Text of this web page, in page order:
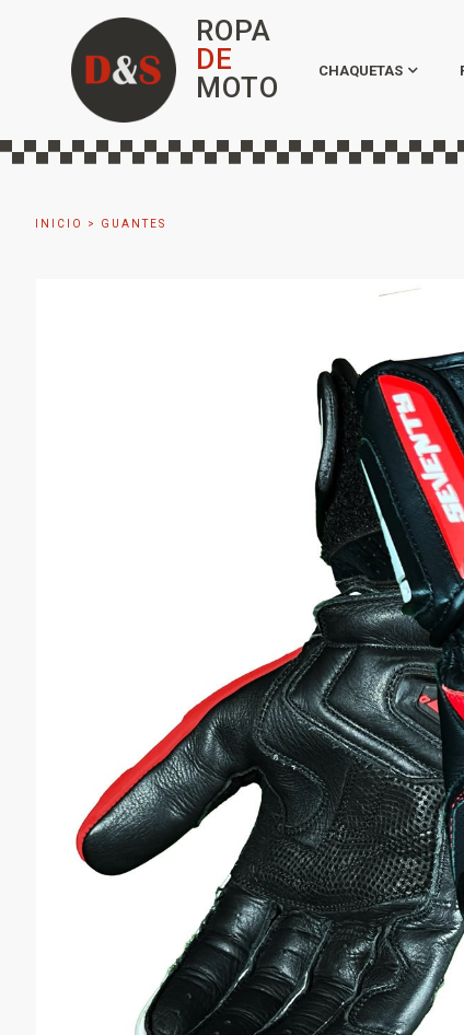
ROPA
DE
MOTO
CHAQUETAS
INICIO > GUANTES